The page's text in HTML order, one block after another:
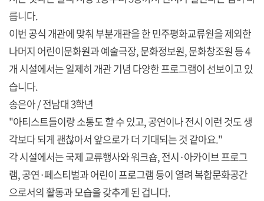
릅니다.
이번 공식 개관에 맞춰 부분개관을 한 민주평화교류원을 제외한
나머지 어린이문화원과 예술극장, 문화정보원, 문화창조원 등 4
개 시설에서는 일제히 개관 기념 다양한 프로그램이 선보이고 있
습니다.
송은아 / 전남대 3학년
"아티스트들이랑 소통도 할 수 있고, 공연이나 전시 이런 것도 생
각보다 되게 괜찮아서 앞으로가 더 기대되는 것 같아요."
각 시설에서는 국제 교류행사와 워크숍, 전시·아카이브 프로그
램, 공연·페스티벌과 어린이 프로그램 등이 열려 복합문화공간
으로서의 활동과 모습을 갖추게 된 겁니다.